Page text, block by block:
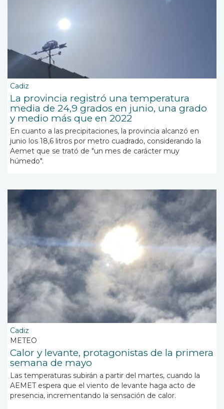
Cadiz
La provincia registró una temperatura
media de 24,9 grados en junio, una grado
y medio más que en 2022
En cuanto a las precipitaciones, la provincia alcanzó en
junio los 18,6 litros por metro cuadrado, considerando la
Aemet que se trató de "un mes de carácter muy
húmedo".
Cadiz
METEO
Calor y levante, protagonistas de la primera
semana de mayo
Las temperaturas subirán a partir del martes, cuando la
AEMET espera que el viento de levante haga acto de
presencia, incrementando la sensación de calor.